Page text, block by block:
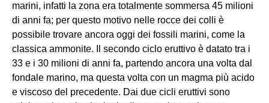
marini, infatti la zona era totalmente sommersa 45 milioni
di anni fa; per questo motivo nelle rocce dei colli è
possibile trovare ancora oggi dei fossili marini, come la
classica ammonite. Il secondo ciclo eruttivo è datato tra i
33 e i 30 milioni di anni fa, partendo ancora una volta dal
fondale marino, ma questa volta con un magma più acido
e viscoso del precedente. Dai due cicli eruttivi sono